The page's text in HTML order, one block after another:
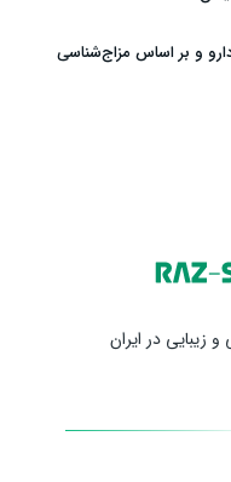
و بر اساس مزاج‌شناسی
زیبایی در ایران